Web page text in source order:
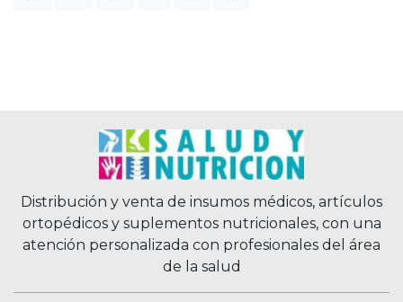
Distribución y venta de insumos médicos, artículos
ortopédicos y suplementos nutricionales, con una
atención personalizada con profesionales del área
de la salud